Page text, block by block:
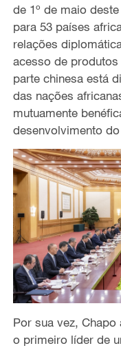
de 1º de maio
para 53 países
relações
acesso de
parte chinesa está
das nações
mutuamente
desenvolvimento
Por sua vez,
o primeiro líder de